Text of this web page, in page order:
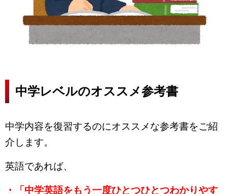
中学レベルのオススメ参考書
中学内容を復習するのにオススメな参考書をご紹
介します。
英語であれば、
・「中学英語をもう一度ひとつひとつわかりやす